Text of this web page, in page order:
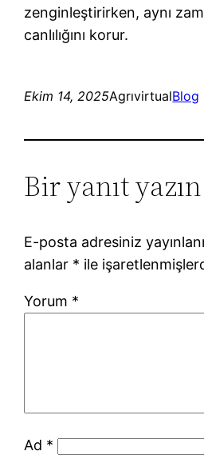
zenginleştirirken, aynı
canlılığını korur.
Ekim 14, 2025AgrıvirtualBlog
Bir yanıt yazın
E-posta adresiniz
alanlar * ile
Yorum *
Ad *